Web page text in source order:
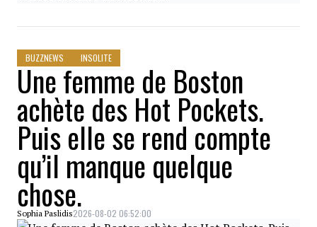
BUZZNEWS INSOLITE
Une femme de Boston
achète des Hot Pockets.
Puis elle se rend compte
qu’il manque quelque
chose.
Sophia Paslidis2026-08-02 06:52:00